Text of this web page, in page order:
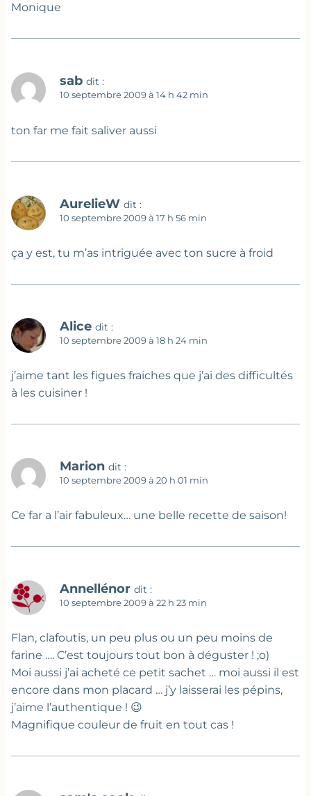
Monique
sab dit :
10 septembre 2009 à 14 h 42 min
ton far me fait saliver aussi
AurelieW dit :
10 septembre 2009 à 17 h 56 min
ça y est, tu m’as intriguée avec ton sucre à froid
Alice dit :
10 septembre 2009 à 18 h 24 min
j’aime tant les figues fraiches que j’ai des difficultés
à les cuisiner !
Marion dit :
10 septembre 2009 à 20 h 01 min
Ce far a l’air fabuleux… une belle recette de saison!
Annellénor dit :
10 septembre 2009 à 22 h 23 min
Flan, clafoutis, un peu plus ou un peu moins de
farine …. C’est toujours tout bon à déguster ! ;o)
Moi aussi j’ai acheté ce petit sachet … moi aussi il est
encore dans mon placard … j’y laisserai les pépins,
j’aime l’authentique ! 😉
Magnifique couleur de fruit en tout cas !